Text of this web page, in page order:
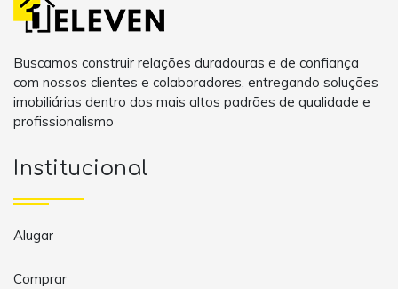
Buscamos construir relações duradouras e de confiança
com nossos clientes e colaboradores, entregando soluções
imobiliárias dentro dos mais altos padrões de qualidade e
profissionalismo
Institucional
Alugar
Comprar